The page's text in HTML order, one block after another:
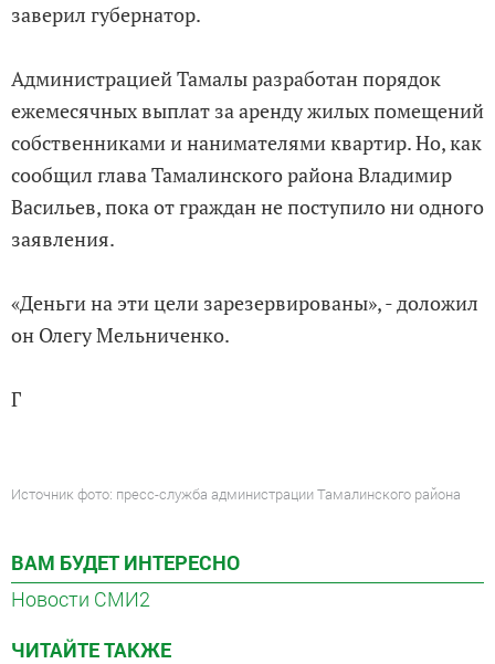
заверил губернатор.
Администрацией Тамалы разработан порядок
ежемесячных выплат за аренду жилых помещений
собственниками и нанимателями квартир. Но, как
сообщил глава Тамалинского района Владимир
Васильев, пока от граждан не поступило ни одного
заявления.
«Деньги на эти цели зарезервированы», - доложил
он Олегу Мельниченко.
Г
Источник фото: пресс-служба администрации Тамалинского района
ВАМ БУДЕТ ИНТЕРЕСНО
Новости СМИ2
ЧИТАЙТЕ ТАКЖЕ